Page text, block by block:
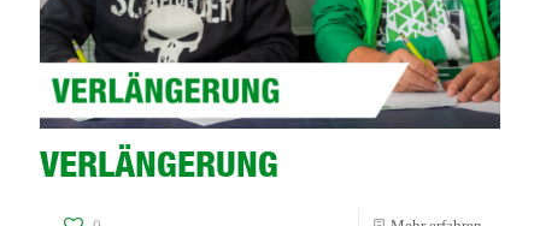
VERLÄNGERUNG